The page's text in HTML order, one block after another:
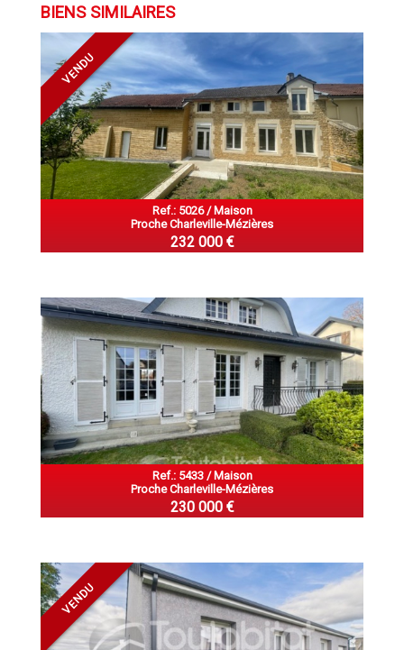
BIENS SIMILAIRES
VENDU
Ref.: 5026 / Maison
Proche Charleville-Mézières
232 000 €
Ref.: 5433 / Maison
Proche Charleville-Mézières
230 000 €
VENDU